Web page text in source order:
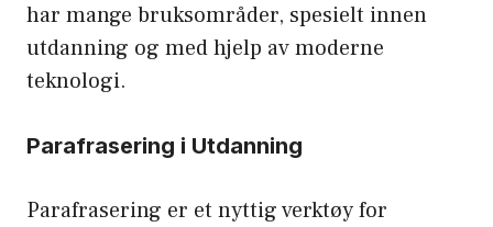
har mange bruksområder, spesielt innen
utdanning og med hjelp av moderne
teknologi.
Parafrasering i Utdanning
Parafrasering er et nyttig verktøy for